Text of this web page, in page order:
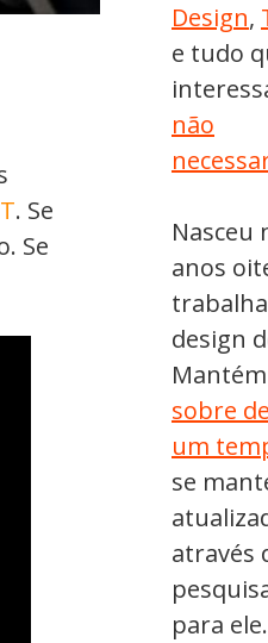
. Se
Se
Design,
e tudo
não
Nasceu
anos
design
Mantém
sobre
um
se
através
para ele.